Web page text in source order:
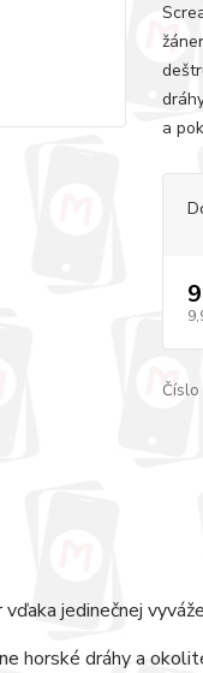
a
Číslo
jedinečnej
horské dráhy a